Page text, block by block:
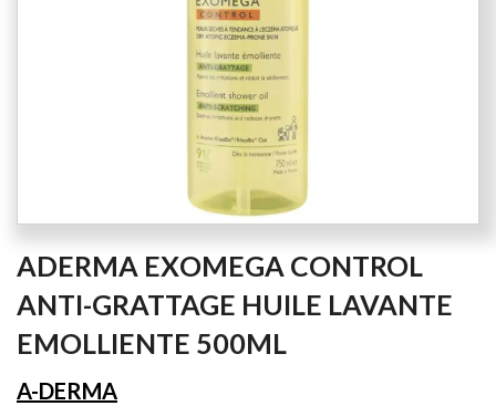
to
beginning
of
images
ADERMA EXOMEGA CONTROL
ANTI-GRATTAGE HUILE LAVANTE
EMOLLIENTE 500ML
A-DERMA